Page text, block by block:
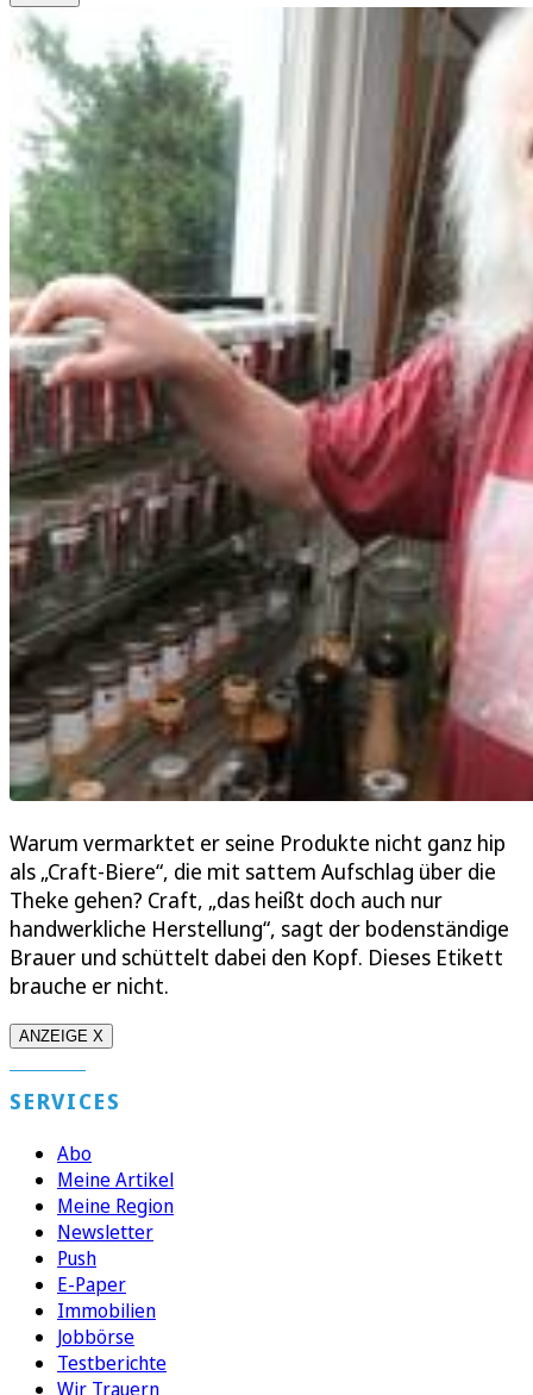
Warum vermarktet er seine Produkte nicht ganz hip
als „Craft-Biere“, die mit sattem Aufschlag über die
Theke gehen? Craft, „das heißt doch auch nur
handwerkliche Herstellung“, sagt der bodenständige
Brauer und schüttelt dabei den Kopf. Dieses Etikett
brauche er nicht.
ANZEIGE X
SERVICES
Abo
Meine Artikel
Meine Region
Newsletter
Push
E-Paper
Immobilien
Jobbörse
Testberichte
Wir Trauern